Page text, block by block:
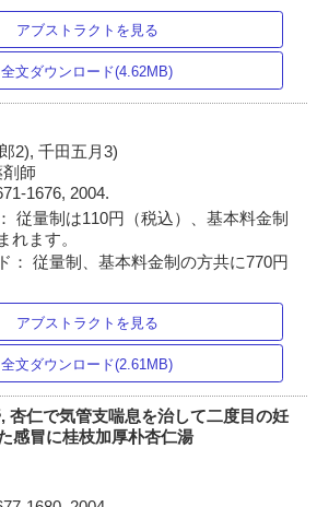
アブストラクトを見る
全文ダウンロード(4.62MB)
2), 千田五月3)
師
1676, 2004.
従量制は110円（税込）、基本料金制
れます。
： 従量制、基本料金制の方共に770円
アブストラクトを見る
全文ダウンロード(2.61MB)
杏仁で気管支喘息を治して二度目の妊
感冒に桂枝加厚朴杏仁湯